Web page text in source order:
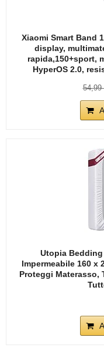
Xiaomi Smart Band
display,
rapida,150+sport,
HyperOS 2.0,
54,99
Utopia
Impermeabile 160 x
Proteggi Materasso,